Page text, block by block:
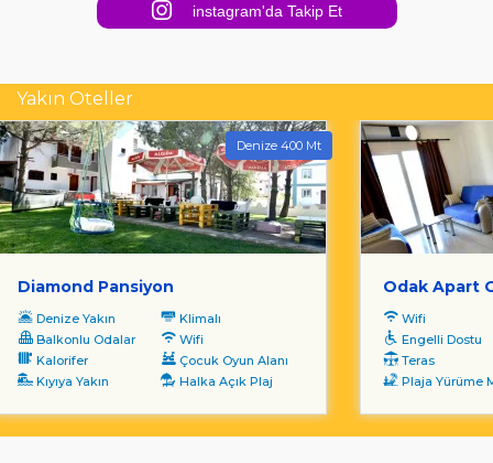
instagram'da Takip Et
Yakın Oteller
Denize 400 Mt
Diamond Pansiyon
Denize Yakın
Klimalı
Balkonlu Odalar
Wifi
Kalorifer
Çocuk Oyun Alanı
Kıyıya Yakın
Halka Açık Plaj
Odak Apart
Wifi
Engelli Dostu
Teras
Plaja Yürüme